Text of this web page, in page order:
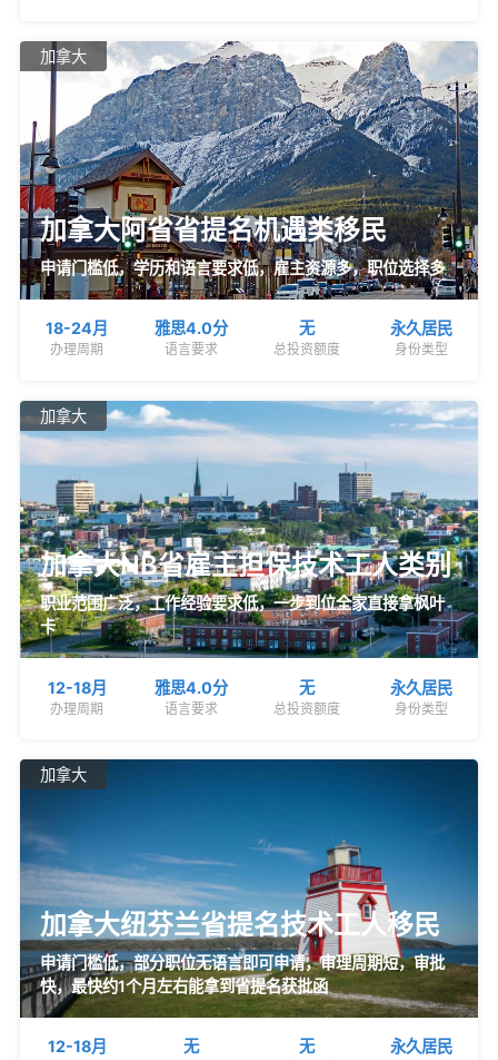
加拿大
加拿大阿省省提名机遇类移民
申请门槛低，学历和语言要求低，雇主资源多，职位选择多
18-24月
办理周期
雅思4.0分
语言要求
无
总投资额度
永久居民
身份类型
加拿大
加拿大NB省雇主担保技术工人类别
职业范围广泛，工作经验要求低，一步到位全家直接拿枫叶
卡
12-18月
办理周期
雅思4.0分
语言要求
无
总投资额度
永久居民
身份类型
加拿大
加拿大纽芬兰省提名技术工人移民
申请门槛低，部分职位无语言即可申请，审理周期短，审批
快，最快约1个月左右能拿到省提名获批函
12-18月 无 无 永久居民